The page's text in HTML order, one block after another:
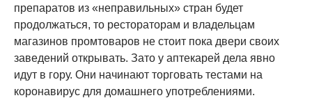
препаратов из «неправильных» стран будет
продолжаться, то рестораторам и владельцам
магазинов промтоваров не стоит пока двери своих
заведений открывать. Зато у аптекарей дела явно
идут в гору. Они начинают торговать тестами на
коронавирус для домашнего употреблениями.